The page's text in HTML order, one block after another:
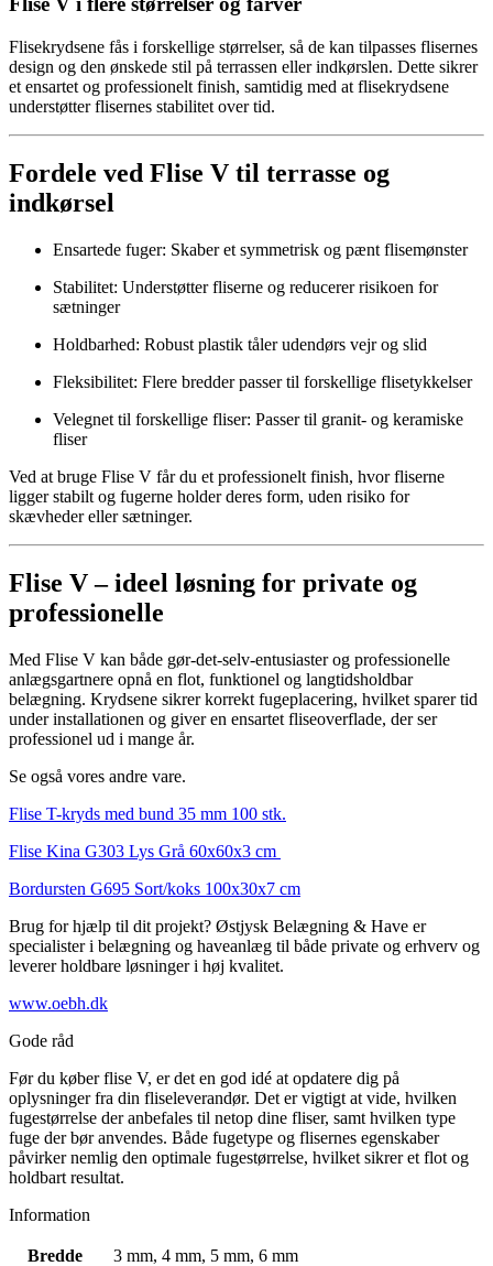
Flisekrydsene fås i forskellige størrelser, så de kan tilpasses flisernes
design og den ønskede stil på terrassen eller indkørslen. Dette sikrer
et ensartet og professionelt finish, samtidig med at flisekrydsene
understøtter flisernes stabilitet over tid.
Fordele ved Flise V til terrasse og
indkørsel
Ensartede fuger: Skaber et symmetrisk og pænt flisemønster
Stabilitet: Understøtter fliserne og reducerer risikoen for
sætninger
Holdbarhed: Robust plastik tåler udendørs vejr og slid
Fleksibilitet: Flere bredder passer til forskellige flisetykkelser
Velegnet til forskellige fliser: Passer til granit- og keramiske
fliser
Ved at bruge Flise V får du et professionelt finish, hvor fliserne
ligger stabilt og fugerne holder deres form, uden risiko for
skævheder eller sætninger.
Flise V – ideel løsning for private og
professionelle
Med Flise V kan både gør-det-selv-entusiaster og professionelle
anlægsgartnere opnå en flot, funktionel og langtidsholdbar
belægning. Krydsene sikrer korrekt fugeplacering, hvilket sparer tid
under installationen og giver en ensartet fliseoverflade, der ser
professionel ud i mange år.
Se også vores andre vare.
Flise T-kryds med bund 35 mm 100 stk.
Flise Kina G303 Lys Grå 60x60x3 cm
Bordursten G695 Sort/koks 100x30x7 cm
Brug for hjælp til dit projekt? Østjysk Belægning & Have er
specialister i belægning og haveanlæg til både private og erhverv og
leverer holdbare løsninger i høj kvalitet.
www.oebh.dk
Gode råd
Før du køber flise V, er det en god idé at opdatere dig på
oplysninger fra din fliseleverandør. Det er vigtigt at vide, hvilken
fugestørrelse der anbefales til netop dine fliser, samt hvilken type
fuge der bør anvendes. Både fugetype og flisernes egenskaber
påvirker nemlig den optimale fugestørrelse, hvilket sikrer et flot og
holdbart resultat.
Information
Bredde 3 mm, 4 mm, 5 mm, 6 mm